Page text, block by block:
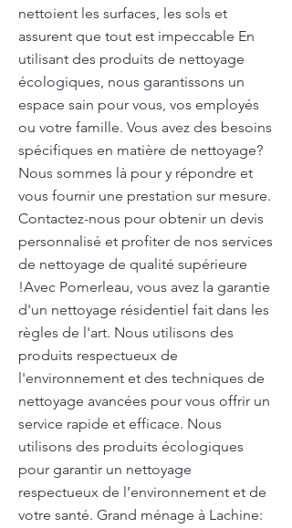
nettoient les surfaces, les sols et
assurent que tout est impeccable En
utilisant des produits de nettoyage
écologiques, nous garantissons un
espace sain pour vous, vos employés
ou votre famille. Vous avez des besoins
spécifiques en matière de nettoyage?
Nous sommes là pour y répondre et
vous fournir une prestation sur mesure.
Contactez-nous pour obtenir un devis
personnalisé et profiter de nos services
de nettoyage de qualité supérieure
!Avec Pomerleau, vous avez la garantie
d'un nettoyage résidentiel fait dans les
règles de l'art. Nous utilisons des
produits respectueux de
l'environnement et des techniques de
nettoyage avancées pour vous offrir un
service rapide et efficace. Nous
utilisons des produits écologiques
pour garantir un nettoyage
respectueux de l’environnement et de
votre santé. Grand ménage à Lachine: